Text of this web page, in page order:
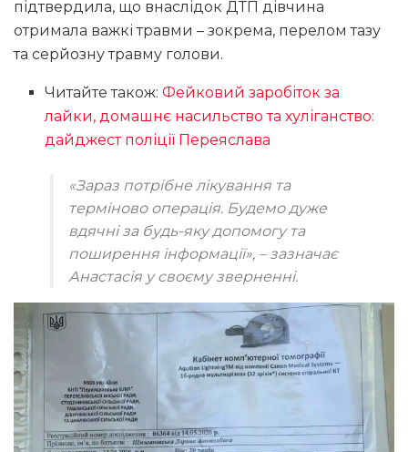
підтвердила, що внаслідок ДТП дівчина
отримала важкі травми – зокрема, перелом тазу
та серйозну травму голови.
Читайте також:Фейковий заробіток за
лайки, домашнє насильство та хуліганство:
дайджест поліції Переяслава
«Зараз потрібне лікування та
терміново операція. Будемо дуже
вдячні за будь-яку допомогу та
поширення інформації», – зазначає
Анастасія у своєму зверненні.